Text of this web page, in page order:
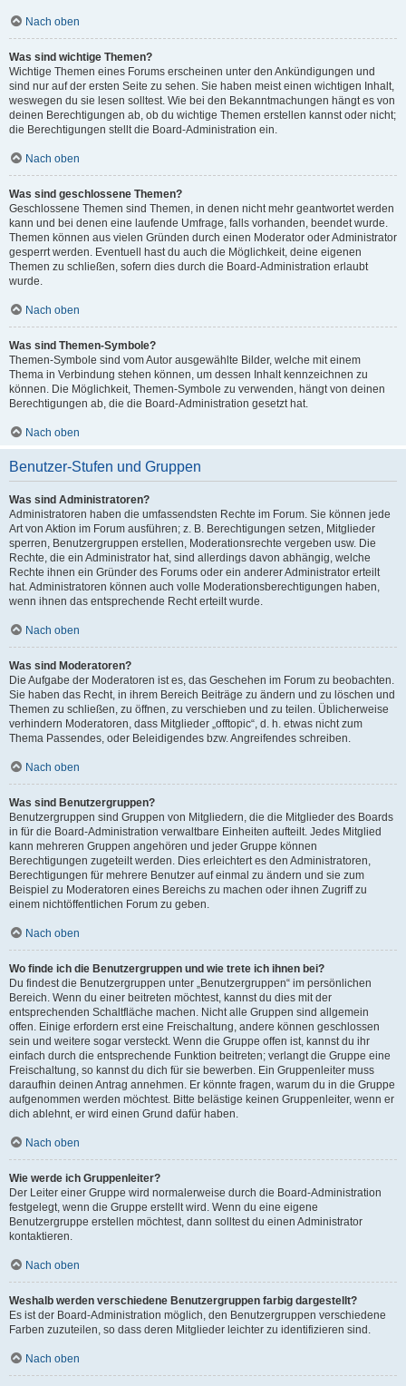
Nach oben
Was sind wichtige Themen?
Wichtige Themen eines Forums erscheinen unter den Ankündigungen und
sind nur auf der ersten Seite zu sehen. Sie haben meist einen wichtigen Inhalt,
weswegen du sie lesen solltest. Wie bei den Bekanntmachungen hängt es von
deinen Berechtigungen ab, ob du wichtige Themen erstellen kannst oder nicht;
die Berechtigungen stellt die Board-Administration ein.
Nach oben
Was sind geschlossene Themen?
Geschlossene Themen sind Themen, in denen nicht mehr geantwortet werden
kann und bei denen eine laufende Umfrage, falls vorhanden, beendet wurde.
Themen können aus vielen Gründen durch einen Moderator oder Administrator
gesperrt werden. Eventuell hast du auch die Möglichkeit, deine eigenen
Themen zu schließen, sofern dies durch die Board-Administration erlaubt
wurde.
Nach oben
Was sind Themen-Symbole?
Themen-Symbole sind vom Autor ausgewählte Bilder, welche mit einem
Thema in Verbindung stehen können, um dessen Inhalt kennzeichnen zu
können. Die Möglichkeit, Themen-Symbole zu verwenden, hängt von deinen
Berechtigungen ab, die die Board-Administration gesetzt hat.
Nach oben
Benutzer-Stufen und Gruppen
Was sind Administratoren?
Administratoren haben die umfassendsten Rechte im Forum. Sie können jede
Art von Aktion im Forum ausführen; z. B. Berechtigungen setzen, Mitglieder
sperren, Benutzergruppen erstellen, Moderationsrechte vergeben usw. Die
Rechte, die ein Administrator hat, sind allerdings davon abhängig, welche
Rechte ihnen ein Gründer des Forums oder ein anderer Administrator erteilt
hat. Administratoren können auch volle Moderationsberechtigungen haben,
wenn ihnen das entsprechende Recht erteilt wurde.
Nach oben
Was sind Moderatoren?
Die Aufgabe der Moderatoren ist es, das Geschehen im Forum zu beobachten.
Sie haben das Recht, in ihrem Bereich Beiträge zu ändern und zu löschen und
Themen zu schließen, zu öffnen, zu verschieben und zu teilen. Üblicherweise
verhindern Moderatoren, dass Mitglieder „offtopic“, d. h. etwas nicht zum
Thema Passendes, oder Beleidigendes bzw. Angreifendes schreiben.
Nach oben
Was sind Benutzergruppen?
Benutzergruppen sind Gruppen von Mitgliedern, die die Mitglieder des Boards
in für die Board-Administration verwaltbare Einheiten aufteilt. Jedes Mitglied
kann mehreren Gruppen angehören und jeder Gruppe können
Berechtigungen zugeteilt werden. Dies erleichtert es den Administratoren,
Berechtigungen für mehrere Benutzer auf einmal zu ändern und sie zum
Beispiel zu Moderatoren eines Bereichs zu machen oder ihnen Zugriff zu
einem nichtöffentlichen Forum zu geben.
Nach oben
Wo finde ich die Benutzergruppen und wie trete ich ihnen bei?
Du findest die Benutzergruppen unter „Benutzergruppen“ im persönlichen
Bereich. Wenn du einer beitreten möchtest, kannst du dies mit der
entsprechenden Schaltfläche machen. Nicht alle Gruppen sind allgemein
offen. Einige erfordern erst eine Freischaltung, andere können geschlossen
sein und weitere sogar versteckt. Wenn die Gruppe offen ist, kannst du ihr
einfach durch die entsprechende Funktion beitreten; verlangt die Gruppe eine
Freischaltung, so kannst du dich für sie bewerben. Ein Gruppenleiter muss
daraufhin deinen Antrag annehmen. Er könnte fragen, warum du in die Gruppe
aufgenommen werden möchtest. Bitte belästige keinen Gruppenleiter, wenn er
dich ablehnt, er wird einen Grund dafür haben.
Nach oben
Wie werde ich Gruppenleiter?
Der Leiter einer Gruppe wird normalerweise durch die Board-Administration
festgelegt, wenn die Gruppe erstellt wird. Wenn du eine eigene
Benutzergruppe erstellen möchtest, dann solltest du einen Administrator
kontaktieren.
Nach oben
Weshalb werden verschiedene Benutzergruppen farbig dargestellt?
Es ist der Board-Administration möglich, den Benutzergruppen verschiedene
Farben zuzuteilen, so dass deren Mitglieder leichter zu identifizieren sind.
Nach oben